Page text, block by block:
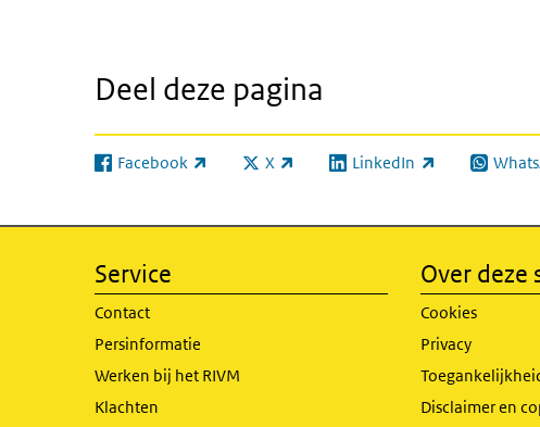
Deel deze pagina
Facebook
(externe link) X
(externe link) LinkedIn
(externe link) (externe
Service
Contact
Persinformatie
Werken bij het RIVM
Klachten
Over deze
Cookies
Privacy
Disclaimer en